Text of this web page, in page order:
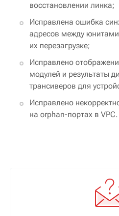
восстановлении линка;
Исправлена ошибка
адресов между
их перезагрузке;
Исправлено
модулей и результаты
трансиверов для
Исправлено
на orphan-портах в VPC.